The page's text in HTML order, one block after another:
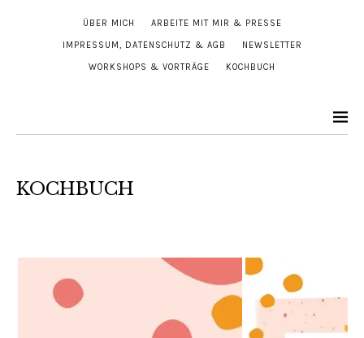
ÜBER MICH ARBEITE MIT MIR & PRESSE
IMPRESSUM, DATENSCHUTZ & AGB NEWSLETTER
WORKSHOPS & VORTRÄGE KOCHBUCH
KOCHBUCH